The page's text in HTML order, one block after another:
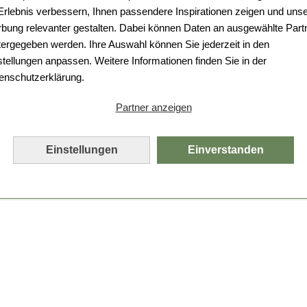
verbessern, Ihnen passendere Inspirationen zeigen und
relevanter gestalten. Dabei können Daten an ausgewählte
werden. Ihre Auswahl können Sie jederzeit in den
anpassen. Weitere Informationen finden Sie in der
Partner anzeigen
Einstellungen Einverstanden
Da ist etwas schiefgelaufen.
Leider ist ein technischer Fehler aufgetreten.
Bitte laden Sie die Seite neu.